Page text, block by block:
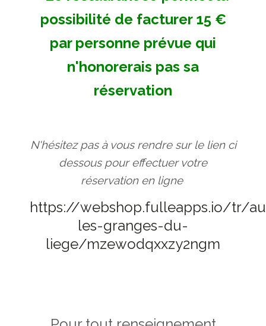
possibilité de facturer 15 €
par personne prévue qui
n'honorerais pas sa
réservation
N'hésitez pas à vous rendre sur le lien ci
dessous pour effectuer votre
réservation en ligne
https://webshop.fulleapps.io/tr/
les-granges-du-
liege/mzewodqxxzy2ngm